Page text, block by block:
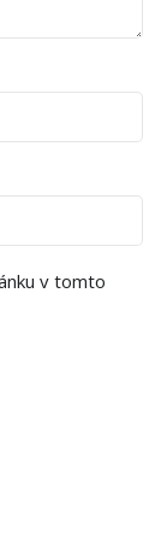
v tomto